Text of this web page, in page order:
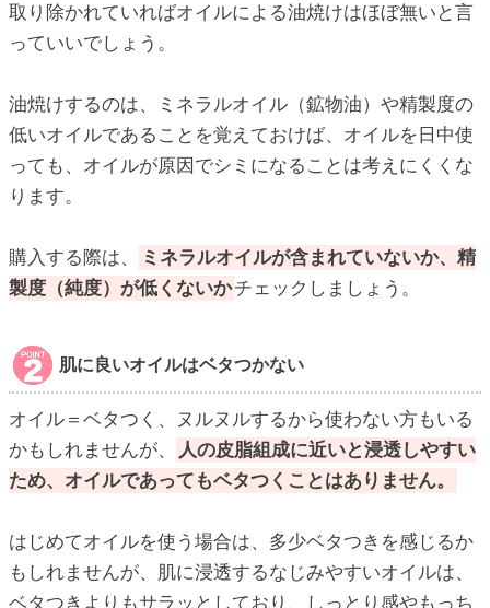
取り除かれていればオイルによる油焼けはほぼ無いと言
っていいでしょう。
油焼けするのは、ミネラルオイル（鉱物油）や精製度の
低いオイルであることを覚えておけば、オイルを日中使
っても、オイルが原因でシミになることは考えにくくな
ります。
購入する際は、
ミネラルオイルが含まれていないか、精
製度（純度）が低くないかチェックしましょう。
肌に良いオイルはベタつかない
オイル＝ベタつく、ヌルヌルするから使わない方もいる
かもしれませんが、
人の皮脂組成に近いと浸透しやすい
ため、オイルであってもベタつくことはありません。
はじめてオイルを使う場合は、多少ベタつきを感じるか
もしれませんが、肌に浸透するなじみやすいオイルは、
ベタつきよりもサラッとしており、しっとり感やもっち